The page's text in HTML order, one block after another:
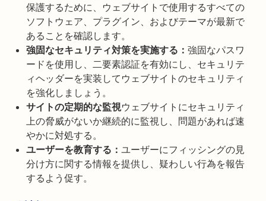
保護するために、ウェブサイトで使用するすべての
ソフトウェア、プラグイン、およびテーマが最新で
あることを確認します。
強固なセキュリティ対策を実施する： 強固なパスワ
ードを使用し、二要素認証を有効にし、セキュリテ
ィヘッダーを実装してウェブサイトのセキュリティ
を強化しましょう。
サイトの定期的な監視ウェブサイトにセキュリティ
上の脅威がないか継続的に監視し、問題があれば速
やかに対処する。
ユーザーを教育する： ユーザーにフィッシングの見
分け方に関する情報を提供し、疑わしい行為を報告
するよう促す。